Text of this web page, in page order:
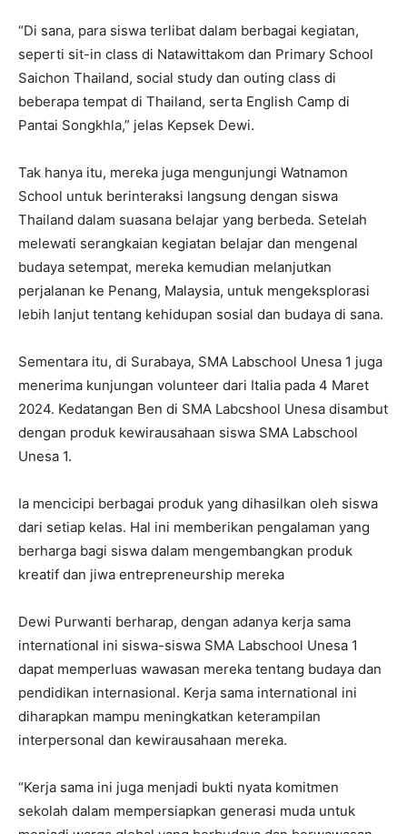
“Di sana, para siswa terlibat dalam berbagai kegiatan,
seperti sit-in class di Natawittakom dan Primary School
Saichon Thailand, social study dan outing class di
beberapa tempat di Thailand, serta English Camp di
Pantai Songkhla,” jelas Kepsek Dewi.
Tak hanya itu, mereka juga mengunjungi Watnamon
School untuk berinteraksi langsung dengan siswa
Thailand dalam suasana belajar yang berbeda. Setelah
melewati serangkaian kegiatan belajar dan mengenal
budaya setempat, mereka kemudian melanjutkan
perjalanan ke Penang, Malaysia, untuk mengeksplorasi
lebih lanjut tentang kehidupan sosial dan budaya di sana.
Sementara itu, di Surabaya, SMA Labschool Unesa 1 juga
menerima kunjungan volunteer dari Italia pada 4 Maret
2024. Kedatangan Ben di SMA Labcshool Unesa disambut
dengan produk kewirausahaan siswa SMA Labschool
Unesa 1.
Ia mencicipi berbagai produk yang dihasilkan oleh siswa
dari setiap kelas. Hal ini memberikan pengalaman yang
berharga bagi siswa dalam mengembangkan produk
kreatif dan jiwa entrepreneurship mereka
Dewi Purwanti berharap, dengan adanya kerja sama
international ini siswa-siswa SMA Labschool Unesa 1
dapat memperluas wawasan mereka tentang budaya dan
pendidikan internasional. Kerja sama international ini
diharapkan mampu meningkatkan keterampilan
interpersonal dan kewirausahaan mereka.
“Kerja sama ini juga menjadi bukti nyata komitmen
sekolah dalam mempersiapkan generasi muda untuk